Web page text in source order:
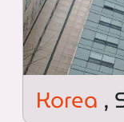
Korea ,